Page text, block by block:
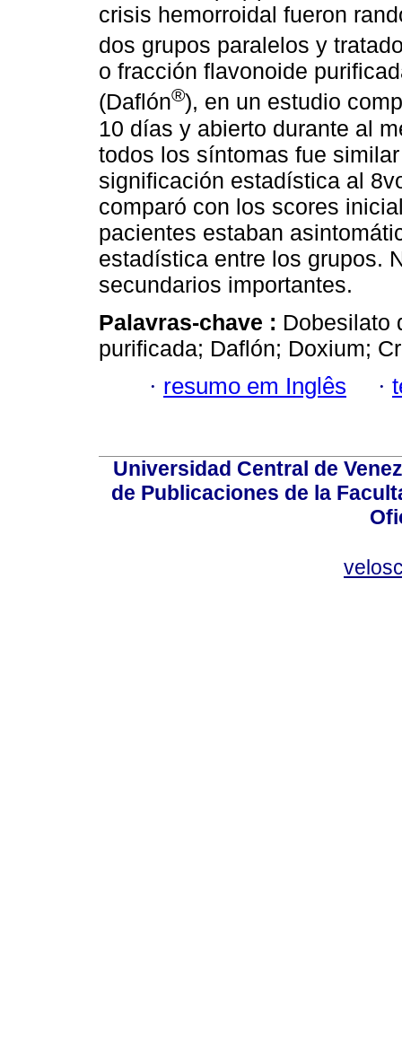
crisis hemorroidal fueron
dos grupos paralelos y
o fracción flavonoide
(Daflón®), en un estudio
10 días y abierto durante al
todos los síntomas fue
significación estadística al
comparó con los scores
pacientes estaban
estadística entre los grupos.
secundarios importantes.
Palavras-chave : Dobesilato
purificada; Daflón; Doxium;
· resumo em Inglês ·
Universidad Central de
de Publicaciones de la